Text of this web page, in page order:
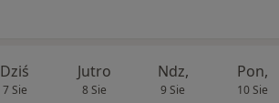
Dziś
7 Sie
Jutro
8 Sie
Ndz,
9 Sie
Pon,
10 Sie